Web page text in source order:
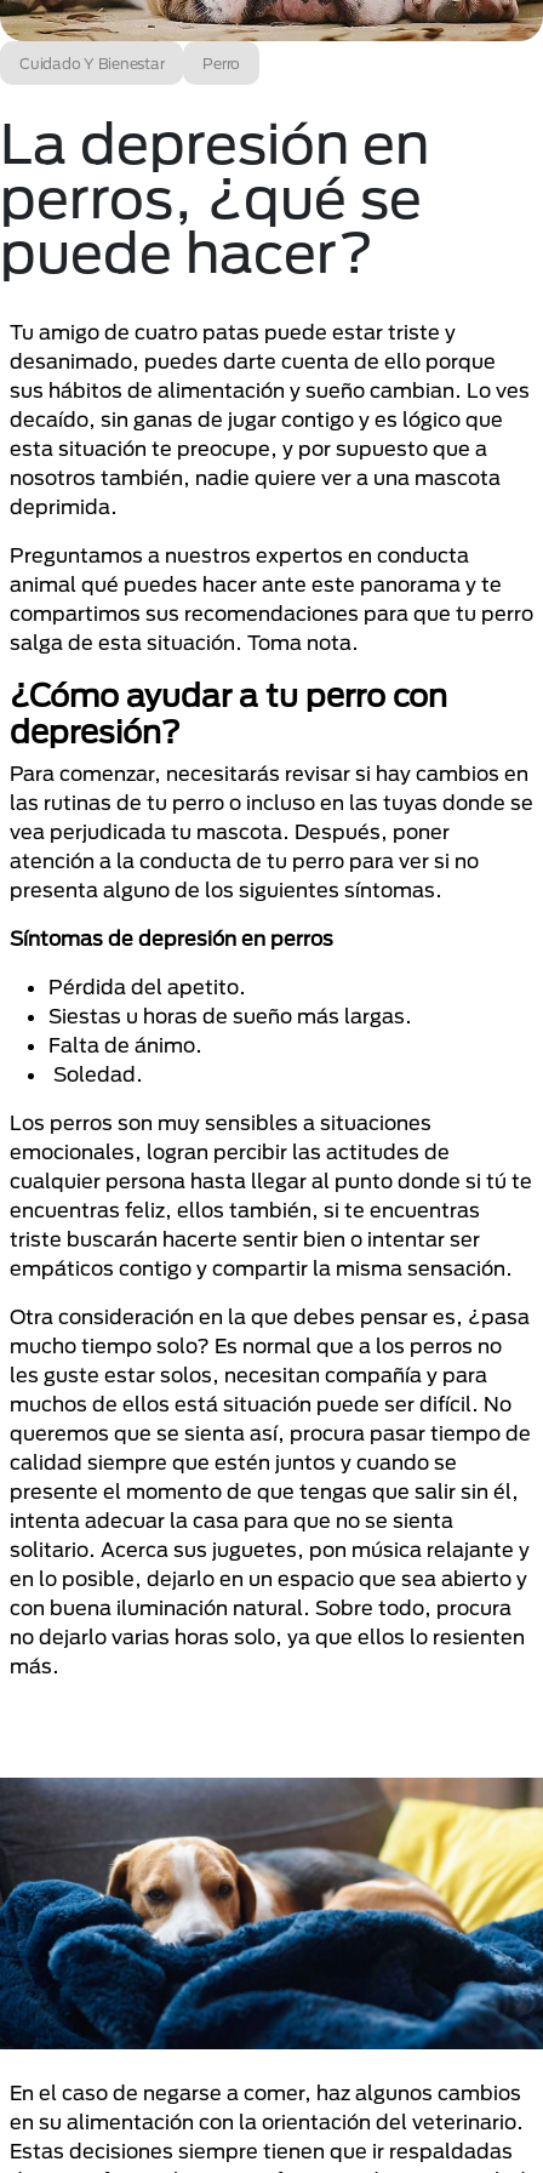
Cuidado Y Bienestar Perro
La depresión en
perros, ¿qué se
puede hacer?
Tu amigo de cuatro patas puede estar triste y
desanimado, puedes darte cuenta de ello porque
sus hábitos de alimentación y sueño cambian. Lo ves
decaído, sin ganas de jugar contigo y es lógico que
esta situación te preocupe, y por supuesto que a
nosotros también, nadie quiere ver a una mascota
deprimida.
Preguntamos a nuestros expertos en conducta
animal qué puedes hacer ante este panorama y te
compartimos sus recomendaciones para que tu perro
salga de esta situación. Toma nota.
¿Cómo ayudar a tu perro con
depresión?
Para comenzar, necesitarás revisar si hay cambios en
las rutinas de tu perro o incluso en las tuyas donde se
vea perjudicada tu mascota. Después, poner
atención a la conducta de tu perro para ver si no
presenta alguno de los siguientes síntomas.
Síntomas de depresión en perros
Pérdida del apetito.
Siestas u horas de sueño más largas.
Falta de ánimo.
Soledad.
Los perros son muy sensibles a situaciones
emocionales, logran percibir las actitudes de
cualquier persona hasta llegar al punto donde si tú te
encuentras feliz, ellos también, si te encuentras
triste buscarán hacerte sentir bien o intentar ser
empáticos contigo y compartir la misma sensación.
Otra consideración en la que debes pensar es, ¿pasa
mucho tiempo solo? Es normal que a los perros no
les guste estar solos, necesitan compañía y para
muchos de ellos está situación puede ser difícil. No
queremos que se sienta así, procura pasar tiempo de
calidad siempre que estén juntos y cuando se
presente el momento de que tengas que salir sin él,
intenta adecuar la casa para que no se sienta
solitario. Acerca sus juguetes, pon música relajante y
en lo posible, dejarlo en un espacio que sea abierto y
con buena iluminación natural. Sobre todo, procura
no dejarlo varias horas solo, ya que ellos lo resienten
más.
En el caso de negarse a comer, haz algunos cambios
en su alimentación con la orientación del veterinario.
Estas decisiones siempre tienen que ir respaldadas